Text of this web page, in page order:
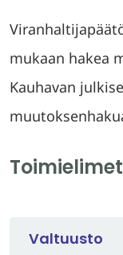
mukaan hakea
Kauhavan
Toimielimet
Valtuusto